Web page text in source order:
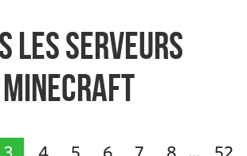
les serveurs
Minecraft
3 4 5 6 7 8
52